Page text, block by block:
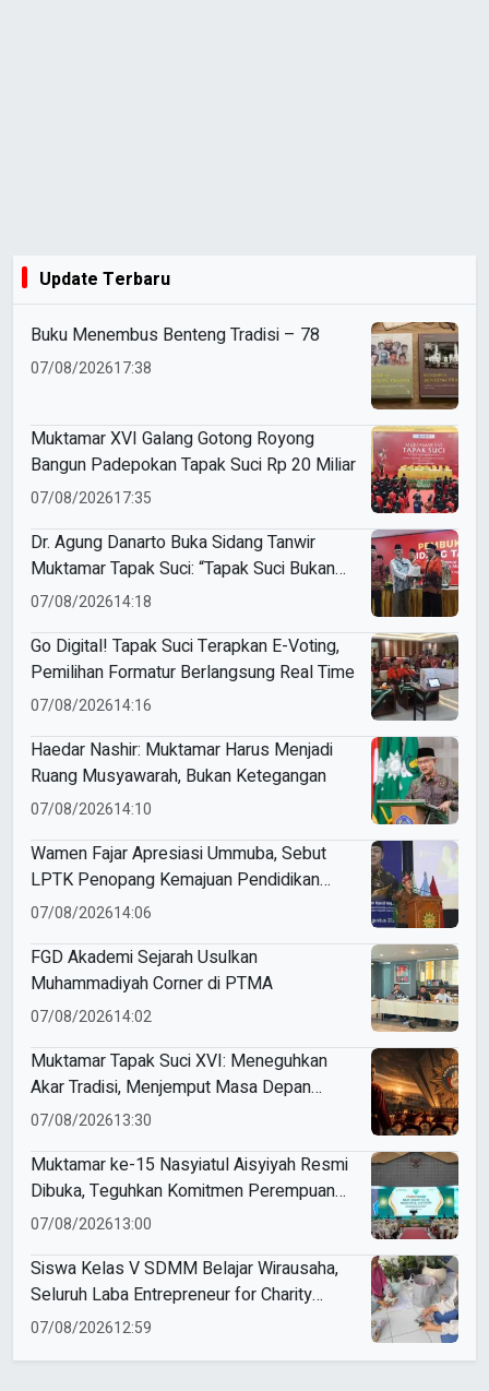
Update Terbaru
Buku Menembus Benteng Tradisi – 78
07/08/202617:38
Muktamar XVI Galang Gotong Royong
Bangun Padepokan Tapak Suci Rp 20 Miliar
07/08/202617:35
Dr. Agung Danarto Buka Sidang Tanwir
Muktamar Tapak Suci: “Tapak Suci Bukan
Organisasi Ko Ping Ho dan Dracin”
07/08/202614:18
Go Digital! Tapak Suci Terapkan E-Voting,
Pemilihan Formatur Berlangsung Real Time
07/08/202614:16
Haedar Nashir: Muktamar Harus Menjadi
Ruang Musyawarah, Bukan Ketegangan
07/08/202614:10
Wamen Fajar Apresiasi Ummuba, Sebut
LPTK Penopang Kemajuan Pendidikan
Indonesia
07/08/202614:06
FGD Akademi Sejarah Usulkan
Muhammadiyah Corner di PTMA
07/08/202614:02
Muktamar Tapak Suci XVI: Meneguhkan
Akar Tradisi, Menjemput Masa Depan
Mendunia
07/08/202613:30
Muktamar ke-15 Nasyiatul Aisyiyah Resmi
Dibuka, Teguhkan Komitmen Perempuan
Muda Berkemajuan
07/08/202613:00
Siswa Kelas V SDMM Belajar Wirausaha,
Seluruh Laba Entrepreneur for Charity
Didonasikan
07/08/202612:59